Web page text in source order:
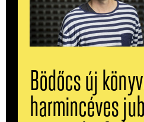
Bödőcs új
harmincéves